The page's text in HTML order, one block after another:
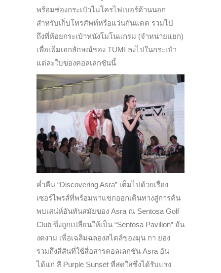
พร้อมช่องกระเป๋าไมโครไฟเบอร์ด้านนอก
สำหรับเก็บโทรศัพท์หรือแว่นกันแดด รวมไป
ถึงที่ห้อยกระเป๋าหนังโมโนแกรม (จำหน่ายแยก)
เพื่อเพิ่มเอกลักษณ์ของ TUMI ลงไปในกระเป๋า
แต่ละใบของคอลเลกชันนี้
ค่ำคืน “Discovering Asra” เต็มไปด้วยเรื่อง
เซอร์ไพรส์ที่พร้อมพาแขกออกเดินทางสู่การค้น
พบเสน่ห์อันทันสมัยของ Asra ณ Sentosa Golf
Club ซึ่งถูกเปลี่ยนให้เป็น “Sentosa Pavilion” อัน
งดงาม เพื่อเฉลิมฉลองสไตล์ของมุน กา ยอง
รวมถึงสีสันที่ใช้สื่อสารคอลเลกชัน Asra อัน
ได้แก่ สี Purple Sunset ที่สดใสซึ่งได้รับแรง